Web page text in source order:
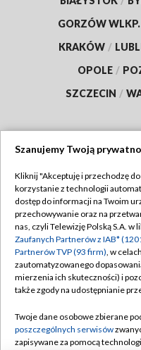
GORZÓW WLKP.
KRAKÓW /
OPOLE /
SZCZECIN /
Abonament TVP
Emisja w TVP
Centrum informacji TVP
Naziemna Telewizja
Rada Programowa
Szanujemy Twoją
Kliknij "Akceptuję i przechodzę
korzystanie z technologii
dostęp do informacji na Twoim
przechowywanie oraz na
nas, czyli Telewizję Polską S.A. w
Zaufanych Partnerów z IAB*
Partnerów TVP (93 firm), w
zautomatyzowanego
mierzenia ich skuteczności) i
także zgody na udostępnianie
Twoje dane osobowe zbierane
poszczególnych serwisów
zapisywane za pomocą